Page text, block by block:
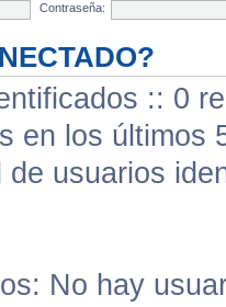
Contraseña:
:: 0
en los últimos
de usuarios
No hay